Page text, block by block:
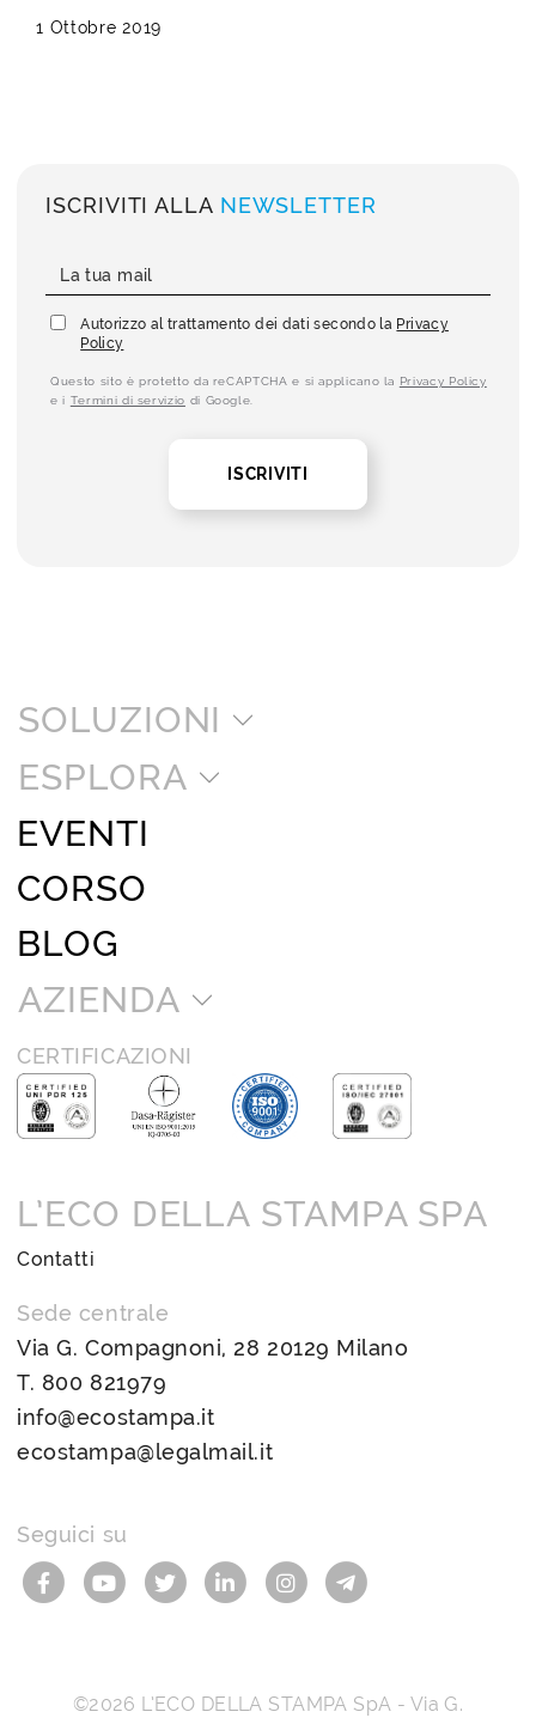
1 Ottobre 2019
ISCRIVITI ALLA NEWSLETTER
Autorizzo al trattamento dei dati secondo la Privacy
Policy
Questo sito è protetto da reCAPTCHA e si applicano la Privacy Policy
e i Termini di servizio di Google.
ISCRIVITI
SOLUZIONI
ESPLORA
EVENTI
CORSO
BLOG
AZIENDA
CERTIFICAZIONI
L’ECO DELLA STAMPA SPA
Contatti
Sede centrale
Via G. Compagnoni, 28 20129 Milano
T. 800 821979
info@ecostampa.it
ecostampa@legalmail.it
Seguici su
©2026 L’ECO DELLA STAMPA SpA - Via G.